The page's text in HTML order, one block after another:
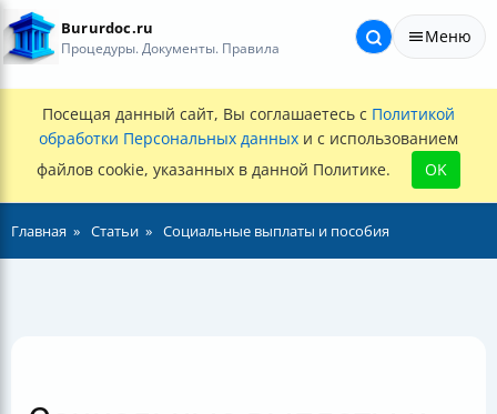
Bururdoc.ru
Процедуры. Документы. Правила
Меню
Посещая данный сайт, Вы соглашаетесь с Политикой
обработки Персональных данных и с использованием
файлов cookie, указанных в данной Политике.
OK
Главная Статьи Социальные выплаты и пособия